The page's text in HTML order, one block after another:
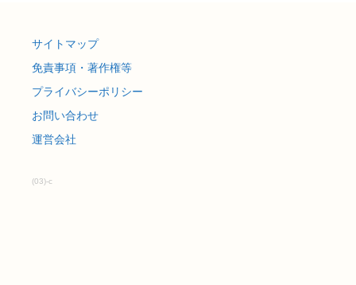
サイトマップ
免責事項・著作権等
プライバシーポリシー
お問い合わせ
運営会社
(03)-c